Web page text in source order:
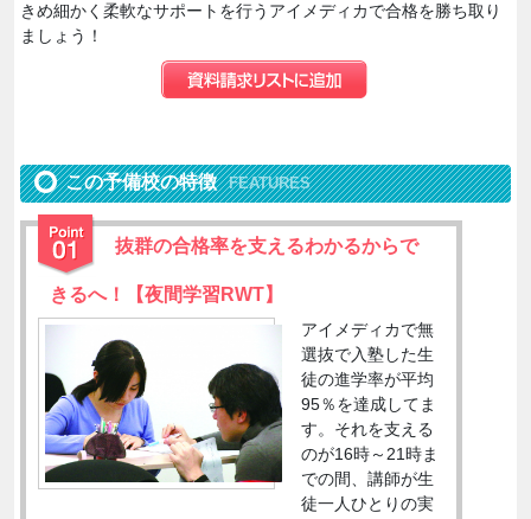
きめ細かく柔軟なサポートを行うアイメディカで合格を勝ち取り
ましょう！
この予備校の特徴 FEATURES
抜群の合格率を支えるわかるからで
きるへ！【夜間学習RWT】
アイメディカで無
選抜で入塾した生
徒の進学率が平均
95％を達成してま
す。それを支える
のが16時～21時ま
での間、講師が生
徒一人ひとりの実